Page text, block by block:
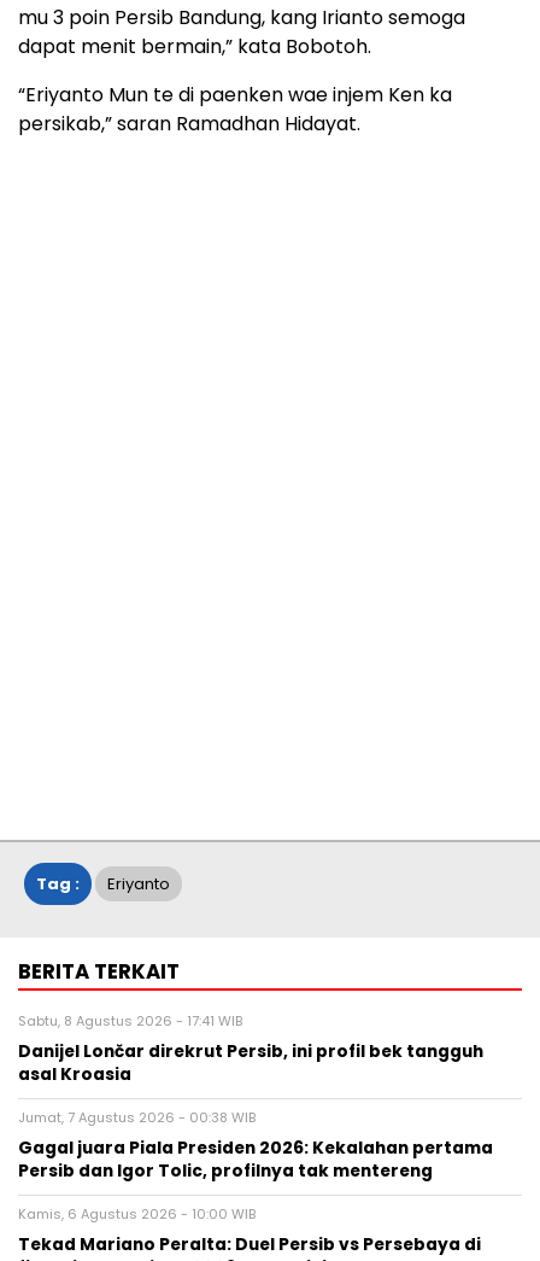
mu 3 poin Persib Bandung, kang Irianto semoga
dapat menit bermain,” kata Bobotoh.
“Eriyanto Mun te di paenken wae injem Ken ka
persikab,” saran Ramadhan Hidayat.
Tag : Eriyanto
BERITA TERKAIT
Sabtu, 8 Agustus 2026 - 17:41 WIB
Danijel Lončar direkrut Persib, ini profil bek tangguh
asal Kroasia
Jumat, 7 Agustus 2026 - 00:38 WIB
Gagal juara Piala Presiden 2026: Kekalahan pertama
Persib dan Igor Tolic, profilnya tak mentereng
Kamis, 6 Agustus 2026 - 10:00 WIB
Tekad Mariano Peralta: Duel Persib vs Persebaya di